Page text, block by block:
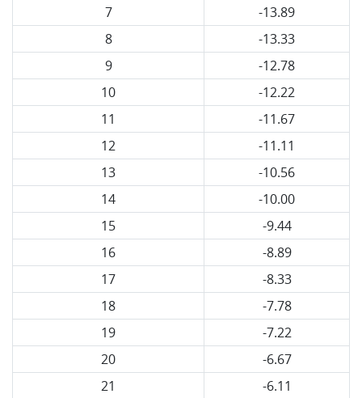
7
-13.89
8
-13.33
9
-12.78
10
-12.22
11
-11.67
12
-11.11
13
-10.56
14
-10.00
15
-9.44
16
-8.89
17
-8.33
18
-7.78
19
-7.22
20
-6.67
21
-6.11